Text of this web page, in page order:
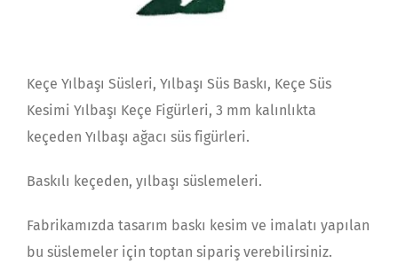
Keçe Yılbaşı Süsleri, Yılbaşı Süs Baskı, Keçe Süs
Kesimi Yılbaşı Keçe Figürleri, 3 mm kalınlıkta
keçeden Yılbaşı ağacı süs figürleri.
Baskılı keçeden, yılbaşı süslemeleri.
Fabrikamızda tasarım baskı kesim ve imalatı yapılan
bu süslemeler için toptan sipariş verebilirsiniz.